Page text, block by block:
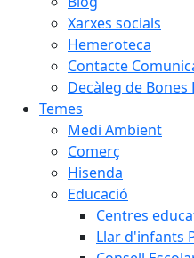
Xarxes socials
Hemeroteca
Contacte
Decàleg de Bones
Temes
Medi Ambient
Comerç
Hisenda
Educació
Centres
Llar d'infants